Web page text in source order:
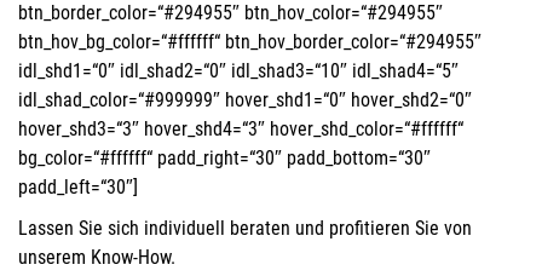
btn_border_color=“#294955″ btn_hov_color=“#294955″
btn_hov_bg_color=“#ffffff“ btn_hov_border_color=“#294955″
idl_shd1=“0″ idl_shad2=“0″ idl_shad3=“10″ idl_shad4=“5″
idl_shad_color=“#999999″ hover_shd1=“0″ hover_shd2=“0″
hover_shd3=“3″ hover_shd4=“3″ hover_shd_color=“#ffffff“
bg_color=“#ffffff“ padd_right=“30″ padd_bottom=“30″
padd_left=“30″]
Lassen Sie sich individuell beraten und profitieren Sie von
unserem Know-How.